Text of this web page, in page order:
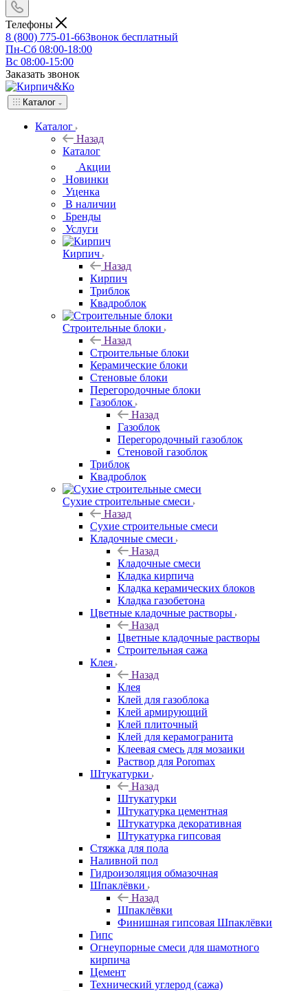
Телефоны
8 (800) 775-01-66Звонок бесплатный
Пн-Сб 08:00-18:00
Вс 08:00-15:00
Заказать звонок
Каталог
Каталог
Назад
Каталог
Акции
Новинки
Уценка
В наличии
Бренды
Услуги
Кирпич
Назад
Кирпич
Триблок
Квадроблок
Строительные блоки
Назад
Строительные блоки
Керамические блоки
Стеновые блоки
Перегородочные блоки
Газоблок
Назад
Газоблок
Перегородочный газоблок
Стеновой газоблок
Триблок
Квадроблок
Сухие строительные смеси
Назад
Сухие строительные смеси
Кладочные смеси
Назад
Кладочные смеси
Кладка кирпича
Кладка керамических блоков
Кладка газобетона
Цветные кладочные растворы
Назад
Цветные кладочные растворы
Строительная сажа
Клея
Назад
Клея
Клей для газоблока
Клей армирующий
Клей плиточный
Клей для керамогранита
Клеевая смесь для мозаики
Раствор для Poromax
Штукатурки
Назад
Штукатурки
Штукатурка цементная
Штукатурка декоративная
Штукатурка гипсовая
Стяжка для пола
Наливной пол
Гидроизоляция обмазочная
Шпаклёвки
Назад
Шпаклёвки
Финишная гипсовая Шпаклёвки
Гипс
Огнеупорные смеси для шамотного
кирпича
Цемент
Технический углерод (сажа)